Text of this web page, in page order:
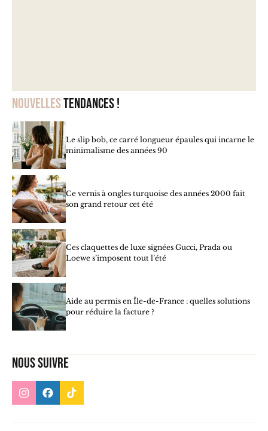
Nouvellestendances !
Le slip bob, ce carré longueur épaules qui incarne le
minimalisme des années 90
Ce vernis à ongles turquoise des années 2000 fait
son grand retour cet été
Ces claquettes de luxe signées Gucci, Prada ou
Loewe s’imposent tout l’été
Aide au permis en Île-de-France : quelles solutions
pour réduire la facture ?
Nous suivre